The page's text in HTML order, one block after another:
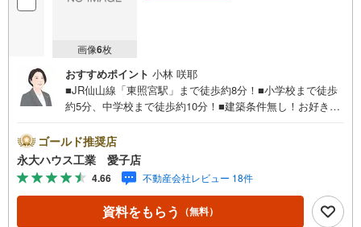
画像6枚
おすすめポイント 小林 咲耶
■JR仙山線「東照宮駅」まで徒歩約8分！■小学校まで徒歩
約5分、中学校まで徒歩約10分！■建築条件無し！お好きな
台市を中心に宮城県内の多数店舗で展開中！こちらでは当
社の強みを大きく2つに分けてご紹介！1.＜豊富な不動産知
識＞戸建・マンション・土地...と種別を問わず不動産を取
り扱っております。更に教育施設や商業施設、子育て環境
や行政などの地域情報を総合し、お客様により良い物件選
びをして頂けるよう、しっかりとサポートさせて頂きま
ゴールド推奨店
永大ハウス工業 愛子店
4.66 不動産会社レビュー 18件
資料をもらう （無料）